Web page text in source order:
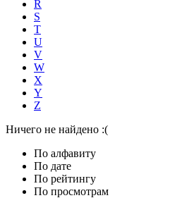
R
S
T
U
V
W
X
Y
Z
Ничего не найдено :(
По алфавиту
По дате
По рейтингу
По просмотрам